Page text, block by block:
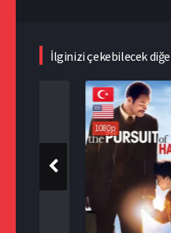
İlginizi çekebilecek